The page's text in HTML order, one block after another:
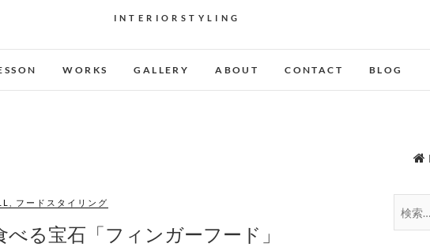
INTERIORSTYLING
WORKS GALLERY ABOUT CONTACT BLOG
フードスタイリング
べる宝石「フィンガーフード」